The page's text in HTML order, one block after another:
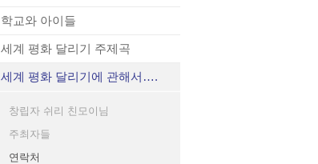
학교와 아이들
세계 평화 달리기 주제곡
세계 평화 달리기에 관해서….
창립자 쉬리 친모이님
주최자들
연락처